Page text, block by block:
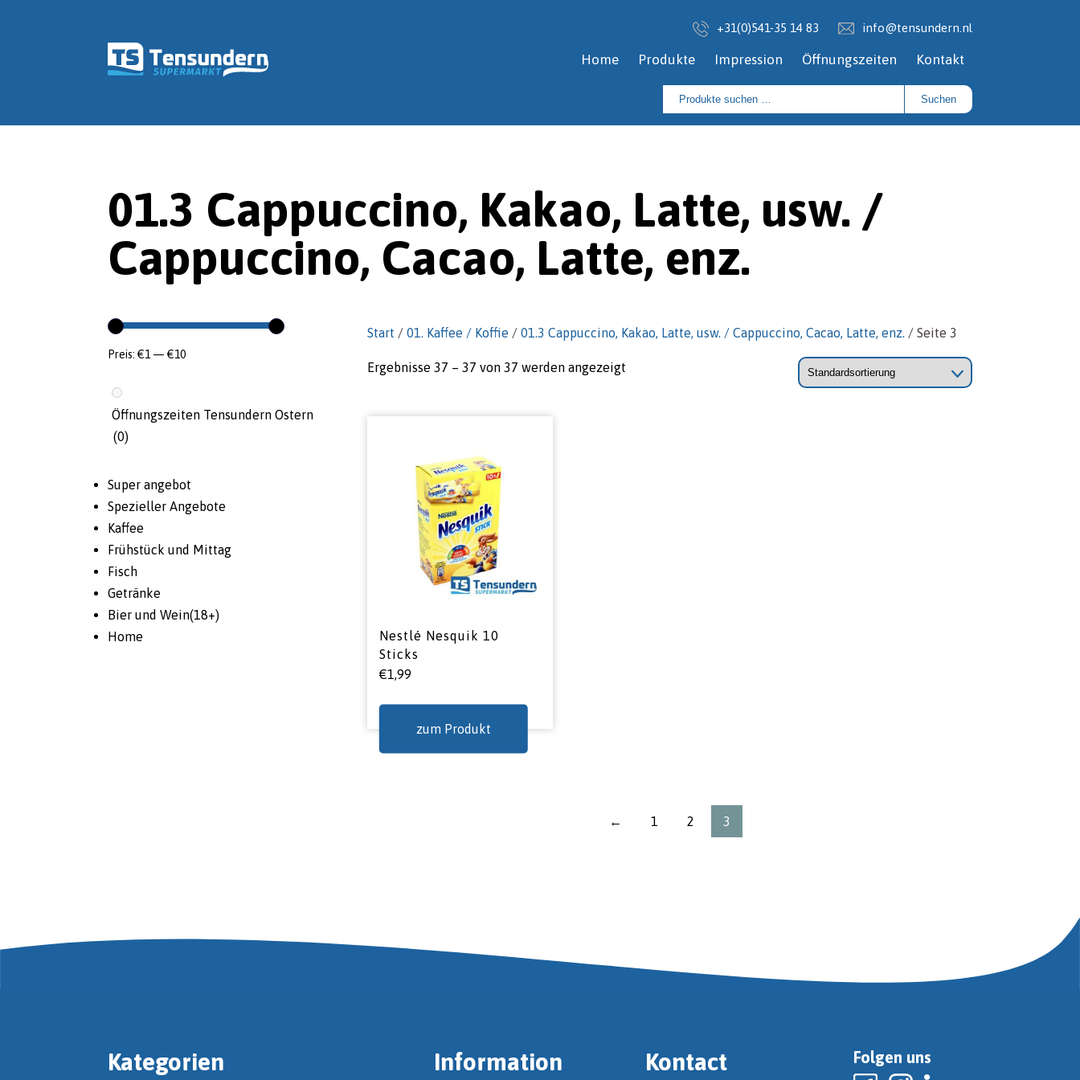
+31(0)541-35 14 83 info@tensundern.nl
Home Produkte Impression Öffnungszeiten Kontakt
Suchen
nach:
Suchen
01.3 Cappuccino, Kakao, Latte, usw. /
Cappuccino, Cacao, Latte, enz.
Preis:€1 —€10
Öffnungszeiten Tensundern Ostern
(0)
Super angebot
Spezieller Angebote
Kaffee
Frühstück und Mittag
Fisch
Getränke
Bier und Wein(18+)
Home
Start / 01. Kaffee / Koffie / 01.3 Cappuccino, Kakao, Latte, usw. / Cappuccino, Cacao, Latte, enz. / Seite 3
Ergebnisse 37 – 37 von 37 werden angezeigt
Nestlé Nesquik 10
Sticks
€1,99
zum Produkt
← 1 2 3
Kategorien Information Kontact Folgen uns